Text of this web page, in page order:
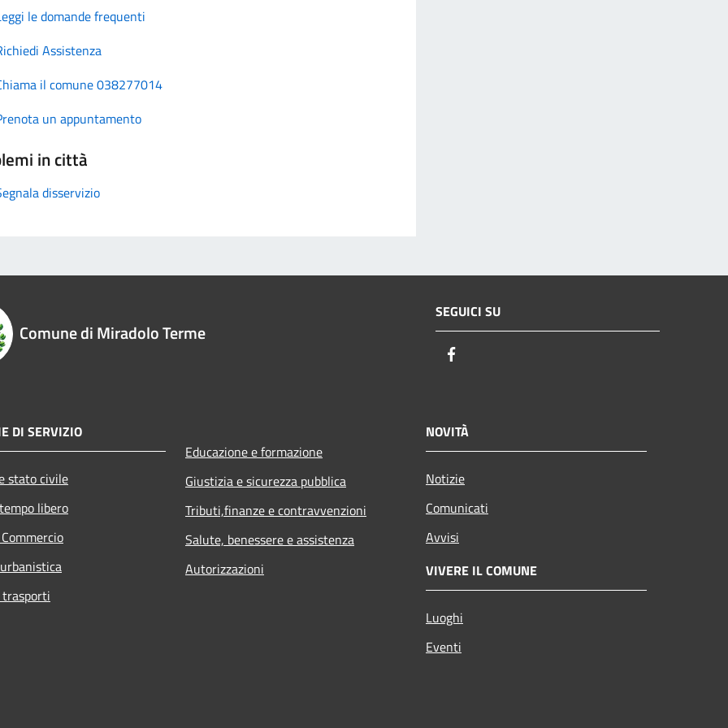
le domande frequenti
Assistenza
il comune 038277014
un appuntamento
in città
disservizio
Comune di Miradolo Terme
SEGUICI SU
DI SERVIZIO
stato civile
libero
Educazione e formazione
Giustizia e sicurezza pubblica
Tributi,finanze e contravvenzioni
Salute, benessere e assistenza
Autorizzazioni
NOVITÀ
Notizie
Comunicati
Avvisi
VIVERE IL COMUNE
Luoghi
Eventi